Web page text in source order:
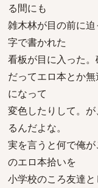
る間にも
雑木林が目の前に
字で書かれた
看板が目に入った。
だってエロ本とか
になって
変色したりして。
るんだよな。
実を言うと何で俺
のエロ本拾いを
小学校のころ友達